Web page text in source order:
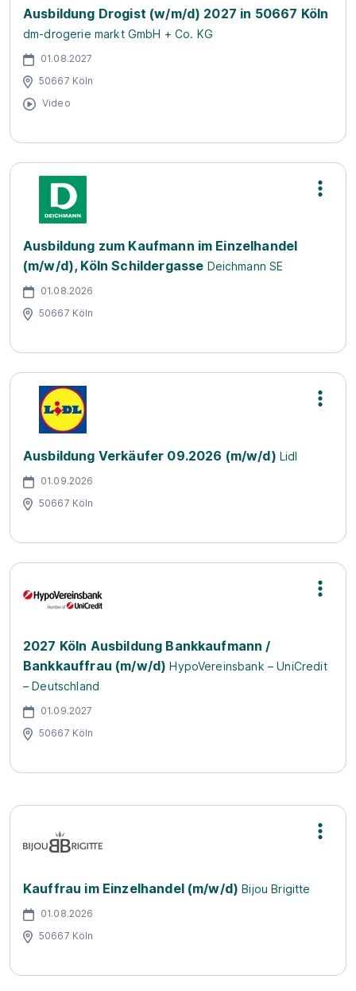
Ausbildung Drogist (w/m/d) 2027 in 50667 Köln
dm-drogerie markt GmbH + Co. KG
01.08.2027
50667 Köln
Video
Ausbildung zum Kaufmann im Einzelhandel
(m/w/d), Köln Schildergasse Deichmann SE
01.08.2026
50667 Köln
Ausbildung Verkäufer 09.2026 (m/w/d) Lidl
01.09.2026
50667 Köln
2027 Köln Ausbildung Bankkaufmann /
Bankkauffrau (m/w/d) HypoVereinsbank – UniCredit
– Deutschland
01.09.2027
50667 Köln
Kauffrau im Einzelhandel (m/w/d) Bijou Brigitte
01.08.2026
50667 Köln